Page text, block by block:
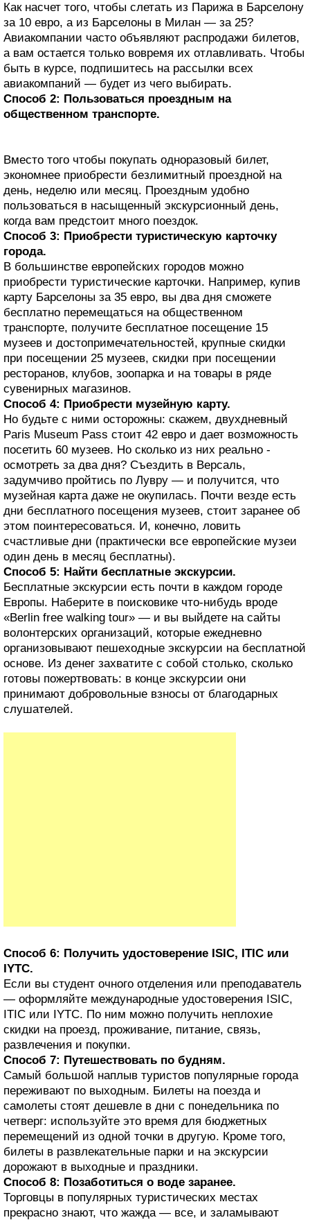
Как насчет того, чтобы слетать из Парижа в Барселону
за 10 евро, а из Барселоны в Милан — за 25?
Авиакомпании часто объявляют распродажи билетов,
а вам остается только вовремя их отлавливать. Чтобы
быть в курсе, подпишитесь на рассылки всех
авиакомпаний — будет из чего выбирать.
Способ 2: Пользоваться проездным на
общественном транспорте.
Вместо того чтобы покупать одноразовый билет,
экономнее приобрести безлимитный проездной на
день, неделю или месяц. Проездным удобно
пользоваться в насыщенный экскурсионный день,
когда вам предстоит много поездок.
Способ 3: Приобрести туристическую карточку
города.
В большинстве европейских городов можно
приобрести туристические карточки. Например, купив
карту Барселоны за 35 евро, вы два дня сможете
бесплатно перемещаться на общественном
транспорте, получите бесплатное посещение 15
музеев и достопримечательностей, крупные скидки
при посещении 25 музеев, скидки при посещении
ресторанов, клубов, зоопарка и на товары в ряде
сувенирных магазинов.
Способ 4: Приобрести музейную карту.
Но будьте с ними осторожны: скажем, двухдневный
Paris Museum Pass стоит 42 евро и дает возможность
посетить 60 музеев. Но сколько из них реально ­
осмотреть за два дня? Съездить в Версаль,
задумчиво пройтись по Лувру — и получится, что
музейная карта даже не окупилась. Почти везде есть
дни бесплатного посещения музеев, стоит заранее об
этом поинтересоваться. И, конечно, ловить
счастливые дни (практически все европейские музеи
один день в месяц бесплатны).
Способ 5: Найти бесплатные экскурсии.
Бесплатные экскурсии есть почти в каждом городе
Европы. Наберите в поисковике что-нибудь вроде
«Berlin free walking tour» — и вы выйдете на сайты
волонтерских организаций, которые ежедневно
организовывают пешеходные экскурсии на бесплатной
основе. Из денег захватите с собой столько, сколько
готовы пожертвовать: в конце экскурсии они
принимают добровольные взносы от благодарных
слушателей.
Способ 6: Получить удостоверение ISIC, ITIC или
IYTC.
Если вы студент очного отделения или преподаватель
— оформляйте международные удостоверения ISIC,
ITIC или IYTC. По ним можно получить неплохие
скидки на проезд, проживание, питание, связь,
развлечения и покупки.
Способ 7: Путешествовать по будням.
Самый большой наплыв туристов популярные города
переживают по выходным. Билеты на поезда и
самолеты стоят дешевле в дни с понедельника по
четверг: используйте это время для бюджетных
перемещений из одной точки в другую. Кроме того,
билеты в развлекательные парки и на экскурсии
дорожают в выходные и праздники.
Способ 8: Позаботиться о воде заранее.
Торговцы в популярных туристических местах
прекрасно знают, что жажда — все, и заламывают